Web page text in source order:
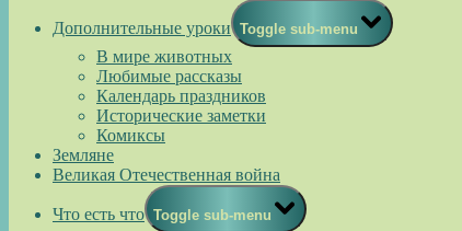
Дополнительные уроки Toggle sub-menu
В мире животных
Любимые рассказы
Календарь праздников
Исторические заметки
Комиксы
Земляне
Великая Отечественная война
Что есть что Toggle sub-menu